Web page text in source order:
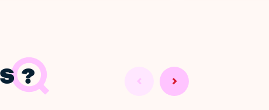
?